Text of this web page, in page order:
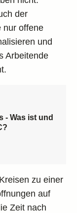
der
nur offene
und
Arbeitende
- Was ist und
zu einer
auf
Zeit nach